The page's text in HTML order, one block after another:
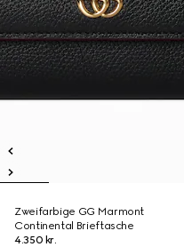
Zweifarbige GG Marmont
Continental Brieftasche
4.350 kr.